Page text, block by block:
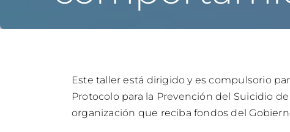
Este taller está dirigido y es compulsorio
Protocolo para la Prevención del Suicidio
organización que reciba fondos del